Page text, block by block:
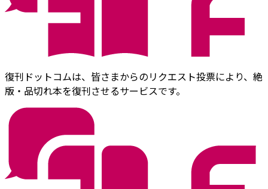
復刊ドットコムは、皆さまからのリクエスト投票により、絶
版・品切れ本を復刊させるサービスです。